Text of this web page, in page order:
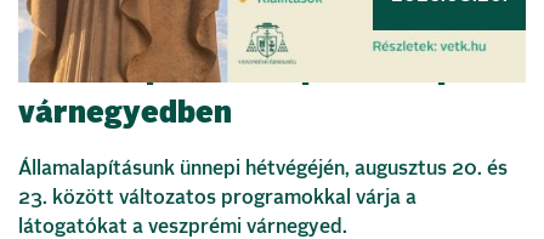
Államalapítás ünnepe a veszprémi
várnegyedben
Államalapításunk ünnepi hétvégéjén, augusztus 20. és
23. között változatos programokkal várja a
látogatókat a veszprémi várnegyed.